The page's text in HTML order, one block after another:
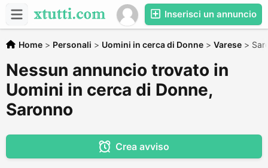
Inserisci un annuncio
Home > Personali > Uomini in cerca di Donne > Varese >
Nessun annuncio trovato in
Uomini in cerca di Donne,
Saronno
Crea avviso